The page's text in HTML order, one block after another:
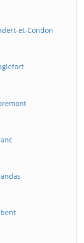
et-Condon